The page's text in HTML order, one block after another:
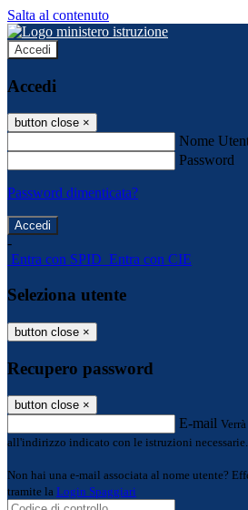
Salta al contenuto
Accedi
Accedi
button close ×
Nome
Password
Password dimenticata?
-
Entra con SPID Entra con CIE
Seleziona utente
button close ×
Recupero password
button close ×
E-mail
all'indirizzo indicato con le istruzioni necessarie.
Non hai una e-mail associata al nome utente?
tramite la Login Spaggiari